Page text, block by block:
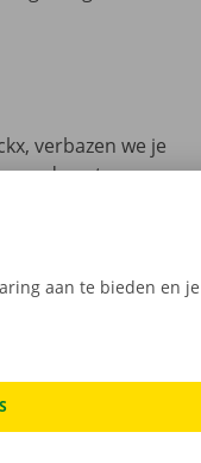
verbazen we je
aan de auto voor
aan te bieden en je